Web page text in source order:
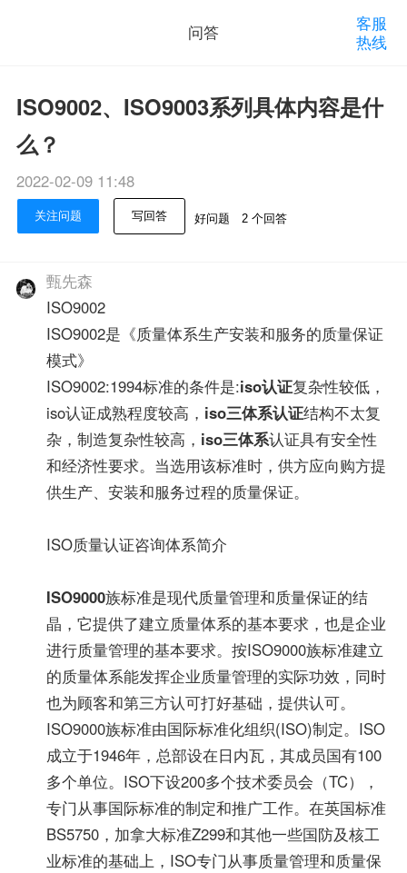
问答
客服
热线
ISO9002、ISO9003系列具体内容是什
么？
2022-02-09 11:48
关注问题 写回答 好问题 2 个回答
甄先森
ISO9002
ISO9002是《质量体系生产安装和服务的质量保证
模式》
ISO9002:1994标准的条件是:iso认证复杂性较低，
iso认证成熟程度较高， iso三体系认证结构不太复
杂，制造复杂性较高， iso三体系认证具有安全性
和经济性要求。当选用该标准时，供方应向购方提
供生产、安装和服务过程的质量保证。
ISO质量认证咨询体系简介
ISO9000族标准是现代质量管理和质量保证的结
晶，它提供了建立质量体系的基本要求，也是企业
进行质量管理的基本要求。按ISO9000族标准建立
的质量体系能发挥企业质量管理的实际功效，同时
也为顾客和第三方认可打好基础，提供认可。
ISO9000族标准由国际标准化组织(ISO)制定。ISO
成立于1946年，总部设在日内瓦，其成员国有100
多个单位。ISO下设200多个技术委员会（TC），
专门从事国际标准的制定和推广工作。在英国标准
BS5750，加拿大标准Z299和其他一些国防及核工
业标准的基础上，ISO专门从事质量管理和质量保